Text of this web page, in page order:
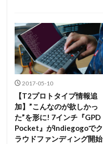
2017-05-10
【T2プロトタイプ情報追
加】”こんなのが欲しかっ
た”を形に! 7インチ『GPD
Pocket』がIndiegogoでク
ラウドファンディング開始